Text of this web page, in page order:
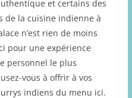
et certains des
de la cuisine indienne à
n’est rien de moins
pour une expérience
personnel le plus
vous à offrir à vos
indiens du menu ici.